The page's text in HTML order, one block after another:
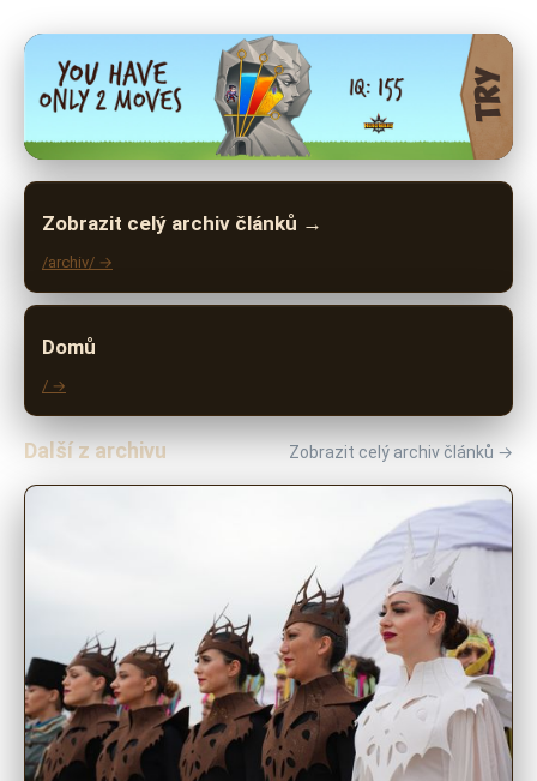
Zobrazit celý archiv článků →
/archiv/ →
Domů
/ →
Další z archivu Zobrazit celý archiv článků →